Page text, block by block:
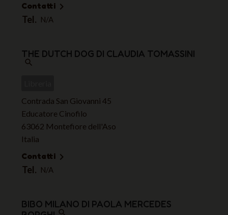
Contatti 
Tel. N/A
THE DUTCH DOG DI CLAUDIA TOMASSINI
search
Contrada San Giovanni 45
Educatore Cinofilo
63062 Montefiore dell'Aso
Italia
Contatti 
Tel. N/A
BIBO MILANO DI PAOLA MERCEDES
search